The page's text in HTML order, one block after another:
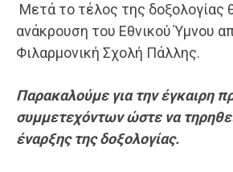
Μετά το τέλος της δοξολογίας
ανάκρουση του Εθνικού Ύμνου
Φιλαρμονική Σχολή Πάλλης.
Παρακαλούμε για την έγκαιρη
συμμετεχόντων ώστε να
έναρξης της δοξολογίας.